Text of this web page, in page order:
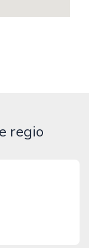
regio